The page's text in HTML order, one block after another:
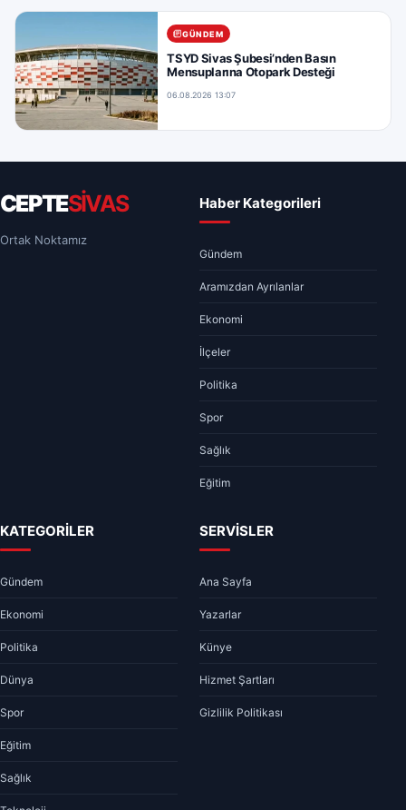
GÜNDEM
TSYD Sivas Şubesi’nden Basın
Mensuplarına Otopark Desteği
06.08.2026 13:07
CEPTESİVAS
Ortak Noktamız
Haber Kategorileri
Gündem
Aramızdan Ayrılanlar
Ekonomi
İlçeler
Politika
Spor
Sağlık
Eğitim
KATEGORİLER
Gündem
Ekonomi
Politika
Dünya
Spor
Eğitim
Sağlık
SERVİSLER
Ana Sayfa
Yazarlar
Künye
Hizmet Şartları
Gizlilik Politikası